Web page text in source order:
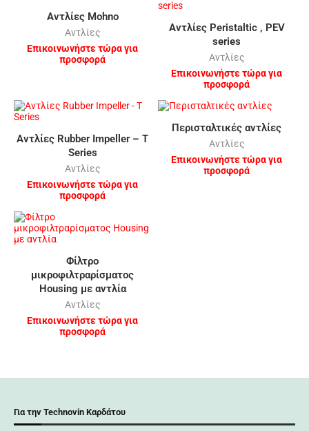
Αντλίες Mohno
Αντλίες
Επικοινωνήστε τώρα για
προσφορά
Αντλίες Peristaltic , PEV
series
Αντλίες
Επικοινωνήστε τώρα για
προσφορά
Αντλίες Rubber Impeller – T
Series
Αντλίες
Επικοινωνήστε τώρα για
προσφορά
Περισταλτικές αντλίες
Αντλίες
Επικοινωνήστε τώρα για
προσφορά
Φίλτρο
μικροφιλτραρίσματος
Housing με αντλία
Αντλίες
Επικοινωνήστε τώρα για
προσφορά
Για την Technovin Καρδάτου